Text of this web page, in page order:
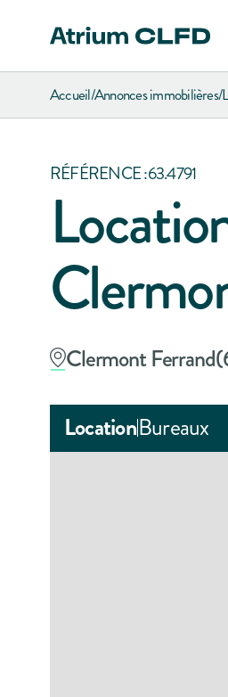
Accueil/Annonces immobilières/
RÉFÉRENCE :63.4791
Clermont Ferrand(
LocationBureaux